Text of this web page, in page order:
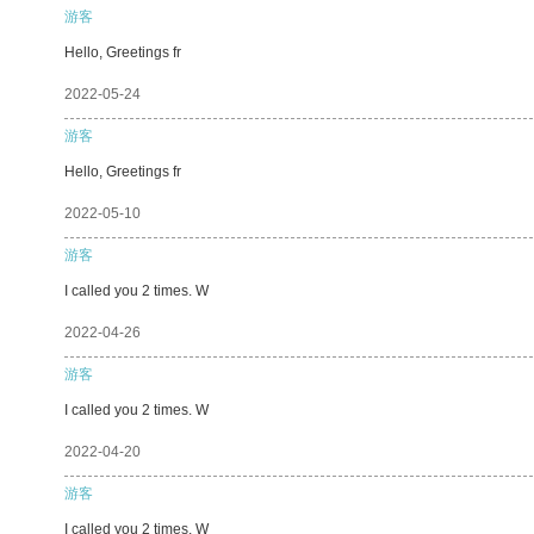
游客
Hello, Greetings fr
2022-05-24
游客
Hello, Greetings fr
2022-05-10
游客
I called you 2 times. W
2022-04-26
游客
I called you 2 times. W
2022-04-20
游客
I called you 2 times. W